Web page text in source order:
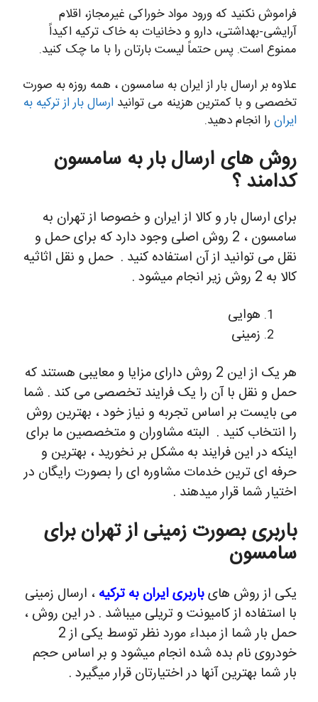
فراموش نکنید که ورود مواد خوراکی غیرمجاز، اقلام
آرایشی-بهداشتی، دارو و دخانیات به خاک ترکیه اکیداً
ممنوع است. پس حتماً لیست بارتان را با ما چک کنید.
علاوه بر ارسال بار از ایران به سامسون ، همه روزه به صورت
تخصصی و با کمترین هزینه می توانید ارسال بار از ترکیه به
ایران را انجام دهید.
روش های ارسال بار به سامسون
کدامند ؟
برای ارسال بار و کالا از ایران و خصوصا از تهران به
سامسون ، 2 روش اصلی وجود دارد که برای حمل و
نقل می توانید از آن استفاده کنید . حمل و نقل اثاثیه
کالا به 2 روش زیر انجام میشود .
هوایی
زمینی
هر یک از این 2 روش دارای مزایا و معایبی هستند که
حمل و نقل با آن را یک فرایند تخصصی می کند . شما
می بایست بر اساس تجربه و نیاز خود ، بهترین روش
را انتخاب کنید . البته مشاوران و متخصصین ما برای
اینکه در این فرایند به مشکل بر نخورید ، بهترین و
حرفه ای ترین خدمات مشاوره ای را بصورت رایگان در
اختیار شما قرار میدهند .
باربری بصورت زمینی از تهران برای
سامسون
یکی از روش هایباربری ایران به ترکیه ، ارسال زمینی
با استفاده از کامیونت و تریلی میباشد . در این روش ،
حمل بار شما از مبداء مورد نظر توسط یکی از 2
خودروی نام بده شده انجام میشود و بر اساس حجم
بار شما بهترین آنها در اختیارتان قرار میگیرد .